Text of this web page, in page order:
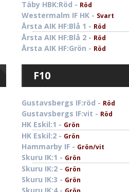
Täby HBK:Röd - Röd
Westermalm IF HK - Svart
Årsta AIK HF:Blå 1 - Röd
Årsta AIK HF:Blå 2 - Röd
Årsta AIK HF:Grön - Röd
F10
Gustavsbergs IF:röd - Röd
Gustavsbergs IF:vit - Röd
HK Eskil:1 - Grön
HK Eskil:2 - Grön
Hammarby IF - Grön/vit
Skuru IK:1 - Grön
Skuru IK:2 - Grön
Skuru IK:3 - Grön